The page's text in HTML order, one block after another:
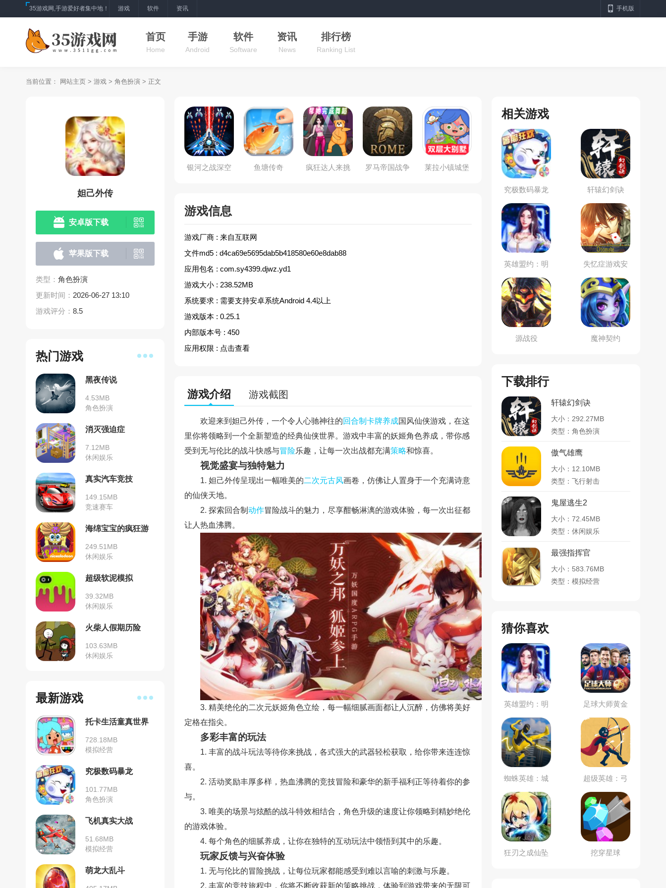
35游戏网,手游爱好者集中地！ 游戏 软件 资讯 手机版
首页
Home
手游
Android
软件
Software
资讯
News
排行榜
Ranking List
当前位置： 网站主页 > 游戏 > 角色扮演 > 正文
妲己外传
安卓版下载
苹果版下载
类型： 角色扮演
更新时间： 2026-06-27 13:10
游戏评分： 8.5
热门游戏
黑夜传说
4.53MB
角色扮演
消灭强迫症
7.12MB
休闲娱乐
真实汽车竞技
149.15MB
竞速赛车
海绵宝宝的疯狂游
249.51MB
休闲娱乐
超级软泥模拟
39.32MB
休闲娱乐
火柴人假期历险
103.63MB
休闲娱乐
最新游戏
托卡生活童真世界
728.18MB
模拟经营
究极数码暴龙
101.77MB
角色扮演
飞机真实大战
51.68MB
模拟经营
萌龙大乱斗
银河之战深空
鱼塘传奇
疯狂达人来挑
罗马帝国战争
莱拉小镇城堡
游戏信息
游戏厂商 : 来自互联网
文件md5 : d4ca69e5695dab5b418580e60e8dab88
应用包名 : com.sy4399.djwz.yd1
游戏大小 : 238.52MB
系统要求 : 需要支持安卓系统Android 4.4以上
游戏版本 : 0.25.1
内部版本号 : 450
应用权限 : 点击查看
游戏介绍 游戏截图
欢迎来到妲己外传，一个令人心驰神往的回合制 卡牌养成国风仙侠游戏，在这
里你将领略到一个全新塑造的经典仙侠世界。游戏中丰富的妖姬角色养成，带你感
受到无与伦比的战斗快感与冒险乐趣，让每一次出战都充满策略和惊喜。
视觉盛宴与独特魅力
1. 妲己外传呈现出一幅唯美的二次元古风画卷，仿佛让人置身于一个充满诗意
的仙侠天地。
2. 探索回合制 动作冒险战斗的魅力，尽享酣畅淋漓的游戏体验，每一次出征都
让人热血沸腾。
3. 精美绝伦的二次元妖姬角色立绘，每一幅细腻画面都让人沉醉，仿佛将美好
定格在指尖。
多彩丰富的玩法
1. 丰富的战斗玩法等待你来挑战，各式强大的武器轻松获取，给你带来连连惊
喜。
2. 活动奖励丰厚多样，热血沸腾的竞技冒险和豪华的新手福利正等待着你的参
与。
3. 唯美的场景与炫酷的战斗特效相结合，角色升级的速度让你领略到精妙绝伦
的游戏体验。
4. 每个角色的细腻养成，让你在独特的互动玩法中领悟到其中的乐趣。
玩家反馈与兴奋体验
1. 无与伦比的冒险挑战，让每位玩家都能感受到难以言喻的刺激与乐趣。
2. 丰富的竞技旅程中，你将不断收获新的策略挑战，体验到游戏带来的无限可
相关游戏
究极数码暴龙 轩辕幻剑诀
英雄盟约：明
星秀
失忆症游戏安
卓汉化版
源战役 魔神契约
下载排行
轩辕幻剑诀
大小：292.27MB
类型：角色扮演
傲气雄鹰
大小：12.10MB
类型：飞行射击
鬼屋逃生2
大小：72.45MB
类型：休闲娱乐
最强指挥官
大小：583.76MB
类型：模拟经营
猜你喜欢
英雄盟约：明
星秀
足球大师黄金
一代
蜘蛛英雄：城
市保卫
超级英雄：弓
箭手
狂刃之成仙坠
挖穿星球